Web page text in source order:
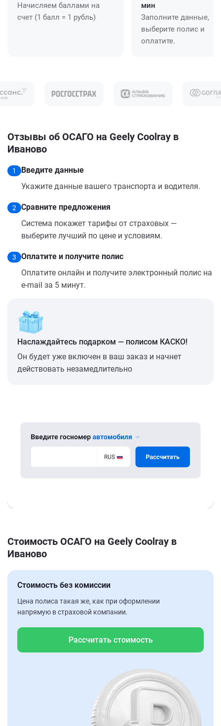
Начисляем баллами на
счет (1 балл = 1 рубль)
мин
Заполните данные,
выберите полис и
оплатите.
Отзывы об ОСАГО на Geely Coolray в
Иваново
1
Введите данные
Укажите данные вашего транспорта и водителя.
2
Сравните предложения
Система покажет тарифы от страховых —
выберите лучший по цене и условиям.
3
Оплатите и получите полис
Оплатите онлайн и получите электронный полис на
e-mail за 5 минут.
Наслаждайтесь подарком — полисом КАСКО!
Он будет уже включен в ваш заказ и начнет
действовать незамедлительно
Стоимость ОСАГО на Geely Coolray в
Иваново
Стоимость без комиссии
Цена полиса такая же, как при оформлении
напрямую в страховой компании.
Рассчитать стоимость